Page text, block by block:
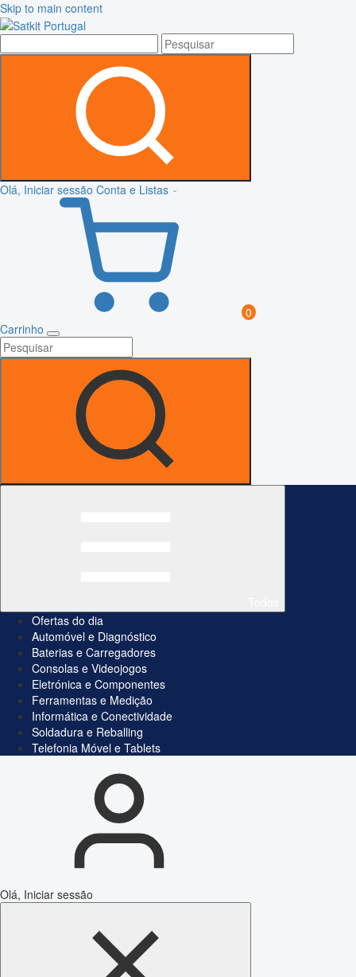
Skip to main content
Olá, Iniciar sessão Conta e Listas
0
Carrinho
Ofertas do dia
Automóvel e Diagnóstico
Baterias e Carregadores
Consolas e Videojogos
Eletrónica e Componentes
Ferramentas e Medição
Informática e Conectividade
Soldadura e Reballing
Telefonia Móvel e Tablets
Olá, Iniciar sessão